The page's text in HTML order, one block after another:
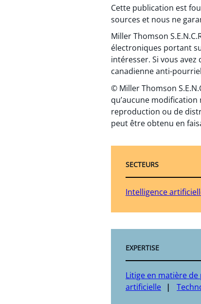
Cette publication est
sources et nous ne
Miller Thomson
électroniques portant
intéresser. Si vous
canadienne anti-
© Miller Thomson
qu’aucune
reproduction ou de
peut être obtenu en
SECTEURS
Intelligence
EXPERTISE
Litige en matière
artificielle